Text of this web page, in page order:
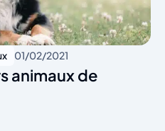
01/02/2021
animaux de